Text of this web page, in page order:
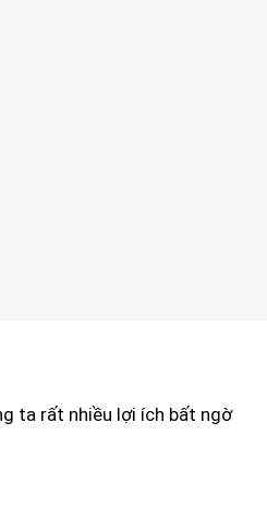
ta rất nhiều lợi ích bất ngờ